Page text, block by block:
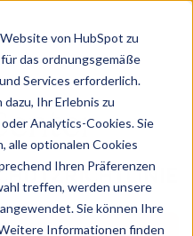
von HubSpot zu
das ordnungsgemäße
Services erforderlich.
Ihr Erlebnis zu
Analytics-Cookies. Sie
alle optionalen Cookies
Ihren Präferenzen
treffen, werden unsere
Sie können Ihre
Informationen finden